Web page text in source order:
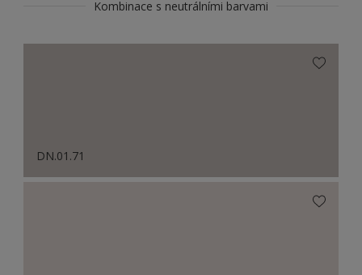
Kombinace s neutrálními barvami
DN.01.71